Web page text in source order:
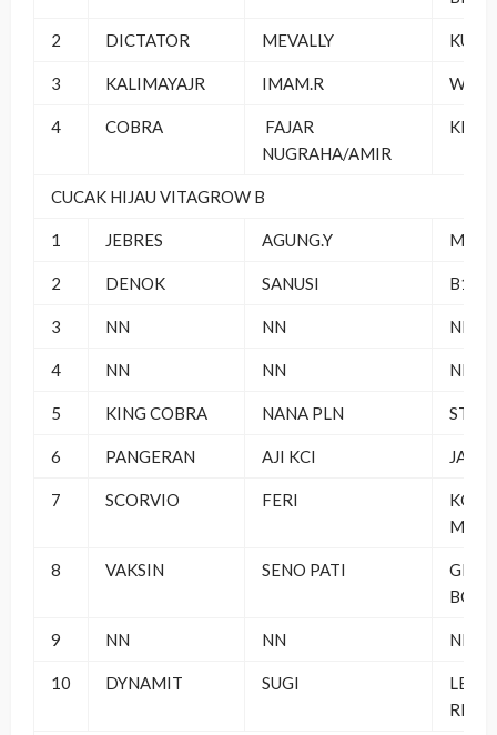
2 DICTATOR MEVALLY
3 KALIMAYAJR IMAM.R
4 COBRA
FAJAR
NUGRAHA/AMIR
KKK
CUCAK HIJAU VITAGROW B
1 JEBRES AGUNG.Y MJP
2 DENOK SANUSI B16
3 NN NN NN
4 NN NN NN
5 KING COBRA NANA PLN
6 PANGERAN AJI KCI
7 SCORVIO FERI
8 VAKSIN SENO PATI
BC
9 NN NN NN
10 DYNAMIT SUGI